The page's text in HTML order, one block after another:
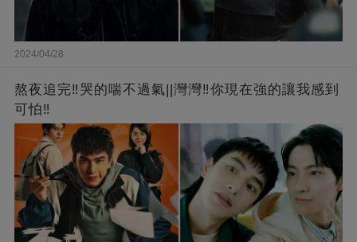
2024/04/28
熬夜追完‼️哭的喘不過氣||灣灣‼️你現在強的讓我感到
可怕‼️